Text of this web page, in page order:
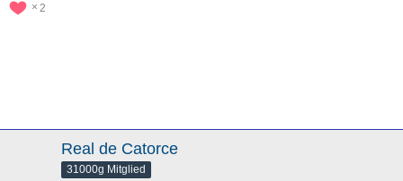
2
Real de Catorce
31000g Mitglied